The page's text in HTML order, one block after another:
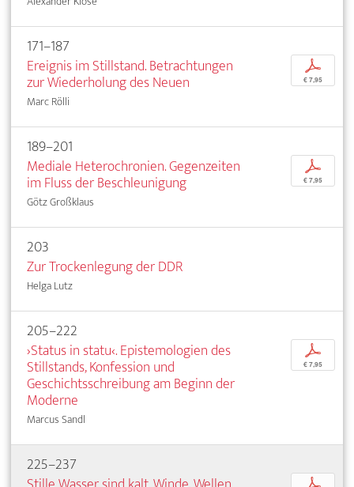
171–187
Ereignis im Stillstand. Betrachtungen
zur Wiederholung des Neuen
Marc Rölli
p
€ 7,95
189–201
Mediale Heterochronien. Gegenzeiten
im Fluss der Beschleunigung
Götz Großklaus
p
€ 7,95
203
Zur Trockenlegung der DDR
Helga Lutz
205–222
›Status in statu‹. Epistemologien des
Stillstands, Konfession und
Geschichtsschreibung am Beginn der
Moderne
Marcus Sandl
p
€ 7,95
225–237